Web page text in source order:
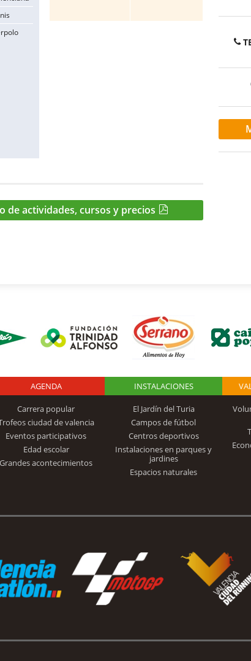
de actividades, cursos y precios
Logo Fundación
Trinidad Alfonso
AGENDA
Carrera popular
ciudad de valencia
Eventos participativos
Edad escolar
Grandes acontecimientos
INSTALACIONES
El Jardín del Turia
Campos de fútbol
Centros deportivos
Instalaciones en parques y
jardines
Espacios naturales